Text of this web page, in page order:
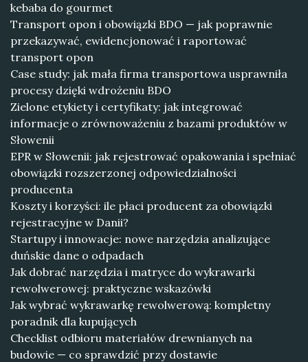
kebaba do gourmet
Transport opon i obowiązki BDO — jak poprawnie
przekazywać, ewidencjonować i raportować
transport opon
Case study: jak mała firma transportowa usprawniła
procesy dzięki wdrożeniu BDO
Zielone etykiety i certyfikaty: jak integrować
informacje o zrównoważeniu z bazami produktów w
Słowenii
EPR w Słowenii: jak rejestrować opakowania i spełniać
obowiązki rozszerzonej odpowiedzialności
producenta
Koszty i korzyści: ile płaci producent za obowiązki
rejestracyjne w Danii?
Startupy i innowacje: nowe narzędzia analizujące
duńskie dane o odpadach
Jak dobrać narzędzia i matryce do wykrawarki
rewolwerowej: praktyczne wskazówki
Jak wybrać wykrawarkę rewolwerową: kompletny
poradnik dla kupujących
Checklist odbioru materiałów drewnianych na
budowie — co sprawdzić przy dostawie